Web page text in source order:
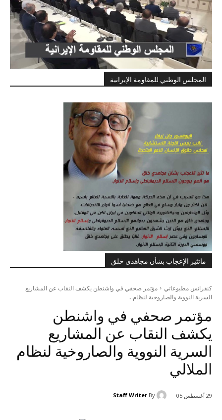
المجلس الوطني للمقاومة الإيرانية
ماتثير الإعجاب بشأن مجاهدي خلق
كنفرانس مطبوعاتي
مؤتمر صحفي في واشنطن يكشف النقاب عن المشاريع
السرية النووية والصاروخية لنظام...
مؤتمر صحفي في واشنطن
يكشف النقاب عن المشاريع
السرية النووية والصاروخية لنظام
الملالي
29 أغسطس 05 By
Staff Writer